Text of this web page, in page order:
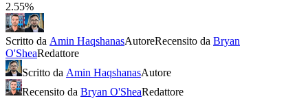
2.55%
Scritto da Amin HaqshanasAutoreRecensito da Bryan
O'SheaRedattore
Scritto da Amin HaqshanasAutore
Recensito da Bryan O'SheaRedattore